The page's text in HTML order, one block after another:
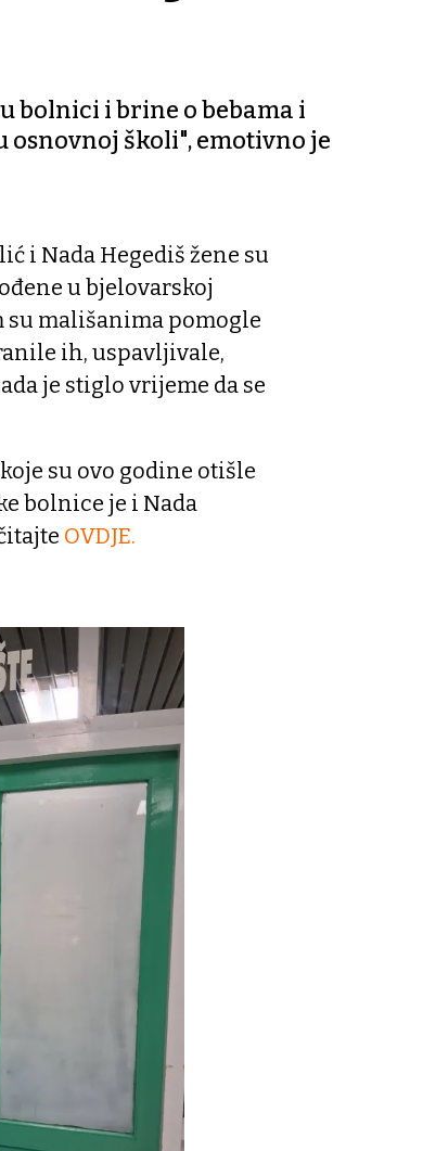
bolnici i brine o bebama i
osnovnoj školi", emotivno je
i Nada Hegediš žene su
u bjelovarskoj
mališanima pomogle
ih, uspavljivale,
je stiglo vrijeme da se
su ovo godine otišle
bolnice je i Nada
OVDJE.